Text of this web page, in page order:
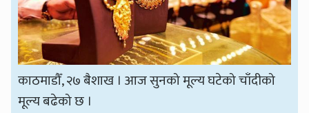
काठमाडौँ, २७ बैशाख । आज सुनको मूल्य घटेको चाँदीको
मूल्य बढेको छ ।